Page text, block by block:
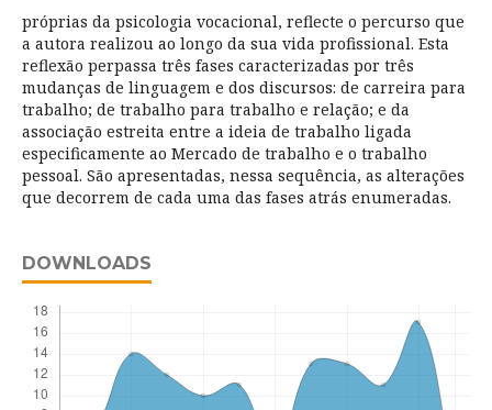
próprias da psicologia vocacional, reflecte o percurso que
a autora realizou ao longo da sua vida profissional. Esta
reflexão perpassa três fases caracterizadas por três
mudanças de linguagem e dos discursos: de carreira para
trabalho; de trabalho para trabalho e relação; e da
associação estreita entre a ideia de trabalho ligada
especificamente ao Mercado de trabalho e o trabalho
pessoal. São apresentadas, nessa sequência, as alterações
que decorrem de cada uma das fases atrás enumeradas.
DOWNLOADS